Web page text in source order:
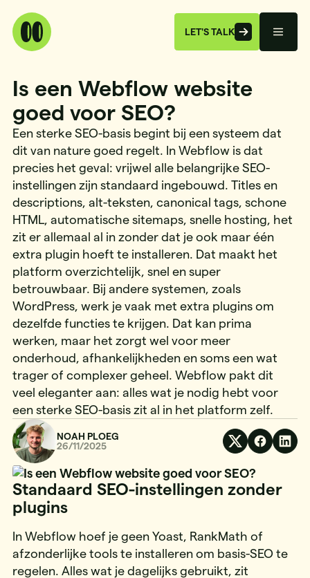
LET'S TALK
Is een Webflow website
goed voor SEO?
Een sterke SEO-basis begint bij een systeem dat
dit van nature goed regelt. In Webflow is dat
precies het geval: vrijwel alle belangrijke SEO-
instellingen zijn standaard ingebouwd. Titles en
descriptions, alt-teksten, canonical tags, schone
HTML, automatische sitemaps, snelle hosting, het
zit er allemaal al in zonder dat je ook maar één
extra plugin hoeft te installeren. Dat maakt het
platform overzichtelijk, snel en super
betrouwbaar. Bij andere systemen, zoals
WordPress, werk je vaak met extra plugins om
dezelfde functies te krijgen. Dat kan prima
werken, maar het zorgt wel voor meer
onderhoud, afhankelijkheden en soms een wat
trager of complexer geheel. Webflow pakt dit
veel eleganter aan: alles wat je nodig hebt voor
een sterke SEO-basis zit al in het platform zelf.
NOAH PLOEG
26/11/2025
Standaard SEO-instellingen zonder
plugins
In Webflow hoef je geen Yoast, RankMath of
afzonderlijke tools te installeren om basis-SEO te
regelen. Alles wat je dagelijks gebruikt, zit